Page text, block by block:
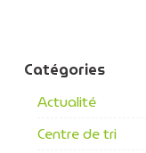
Catégories
Actualité
Centre de tri